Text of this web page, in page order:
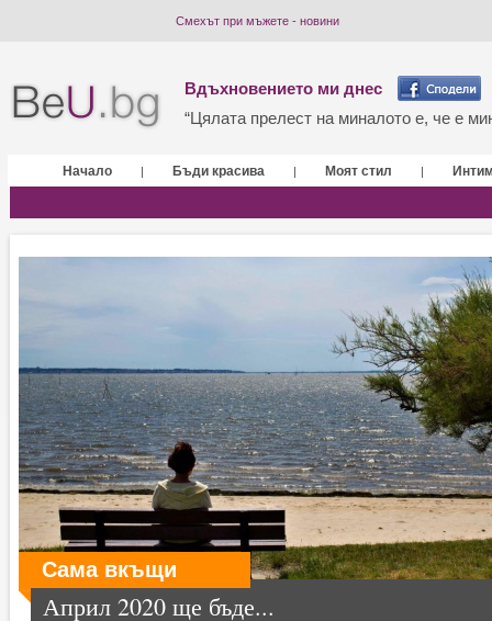
Смехът при мъжете - новини
Вдъхновението ми днес
“Цялата прелест на миналото е, че е
Начало | Бъди красива | Моят стил |
Сама вкъщи
Април 2020 ще бъде...